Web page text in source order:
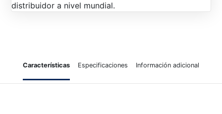
distribuidor a nivel mundial.
Características Especificaciones Información adicional